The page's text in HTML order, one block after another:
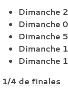
Dimanche
Dimanche
Dimanche
Dimanche
Dimanche
1/4 de finales